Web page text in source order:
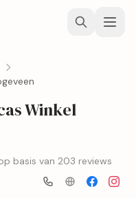
Winkel
basis van 203 reviews